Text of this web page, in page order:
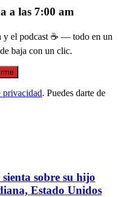
a las 7:00 am
y el podcast ☕ — todo en un
baja con un clic.
privacidad. Puedes darte de
sobre su hijo
Estado Unidos